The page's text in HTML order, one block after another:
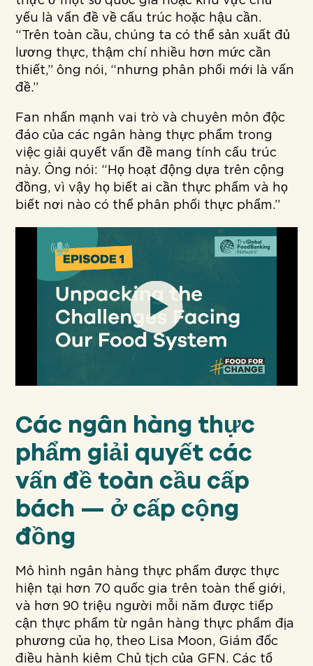
yếu là vấn đề về cấu trúc hoặc hậu cần.
“Trên toàn cầu, chúng ta có thể sản xuất đủ
lương thực, thậm chí nhiều hơn mức cần
thiết,” ông nói, “nhưng phân phối mới là vấn
đề.”
Fan nhấn mạnh vai trò và chuyên môn độc
đáo của các ngân hàng thực phẩm trong
việc giải quyết vấn đề mang tính cấu trúc
này. Ông nói: “Họ hoạt động dựa trên cộng
đồng, vì vậy họ biết ai cần thực phẩm và họ
biết nơi nào có thể phân phối thực phẩm.”
Play
Các ngân hàng thực
phẩm giải quyết các
vấn đề toàn cầu cấp
bách — ở cấp cộng
đồng
Mô hình ngân hàng thực phẩm được thực
hiện tại hơn 70 quốc gia trên toàn thế giới,
và hơn 90 triệu người mỗi năm được tiếp
cận thực phẩm từ ngân hàng thực phẩm địa
phương của họ, theo Lisa Moon, Giám đốc
điều hành kiêm Chủ tịch của GFN. Các tổ